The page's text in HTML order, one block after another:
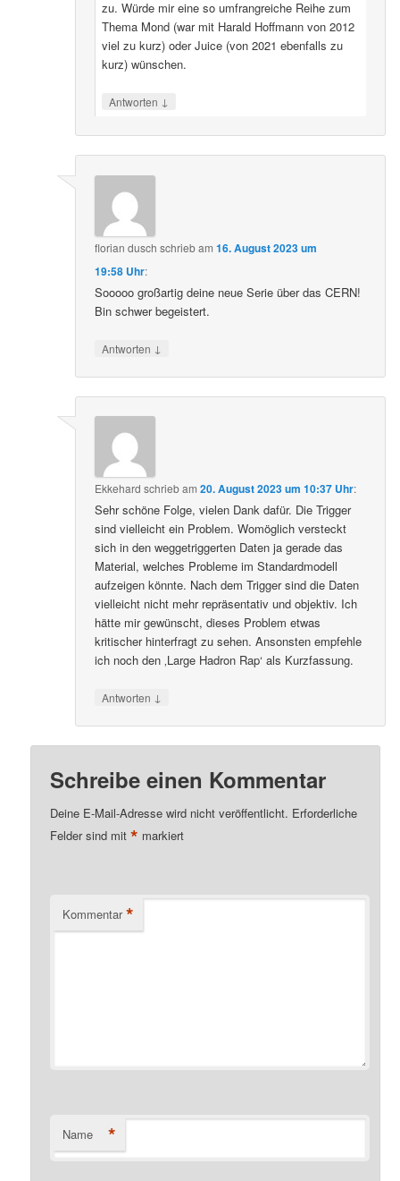
zu. Würde mir eine so umfrangreiche Reihe zum
Thema Mond (war mit Harald Hoffmann von 2012
viel zu kurz) oder Juice (von 2021 ebenfalls zu
kurz) wünschen.
Antworten ↓
florian dusch schriebam16. August 2023 um
19:58 Uhr:
Sooooo großartig deine neue Serie über das CERN!
Bin schwer begeistert.
Antworten ↓
Ekkehard schriebam20. August 2023 um 10:37 Uhr:
Sehr schöne Folge, vielen Dank dafür. Die Trigger
sind vielleicht ein Problem. Womöglich versteckt
sich in den weggetriggerten Daten ja gerade das
Material, welches Probleme im Standardmodell
aufzeigen könnte. Nach dem Trigger sind die Daten
vielleicht nicht mehr repräsentativ und objektiv. Ich
hätte mir gewünscht, dieses Problem etwas
kritischer hinterfragt zu sehen. Ansonsten empfehle
ich noch den ‚Large Hadron Rap‘ als Kurzfassung.
Antworten ↓
Schreibe einen Kommentar
Deine E-Mail-Adresse wird nicht veröffentlicht. Erforderliche
Felder sind mit* markiert
Kommentar *
Name *